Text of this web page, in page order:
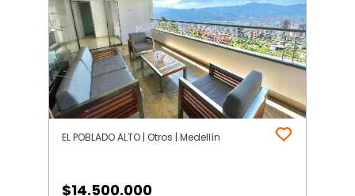
EL POBLADO ALTO | Otros | Medellín
$14.500.000